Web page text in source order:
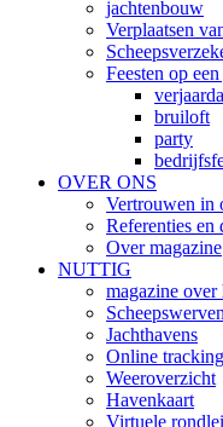
jachtenbouw
Verplaatsen
Feesten op
bruiloft
party
OVER ONS
Vertrouwen in
Referenties en
Over magazine
NUTTIG
magazine over
Scheepswerven
Jachthavens
Online
Weeroverzicht
Havenkaart
Virtuele